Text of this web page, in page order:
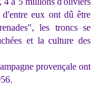
d'entre eux ont dû être
les troncs se
et la culture des
provençale ont